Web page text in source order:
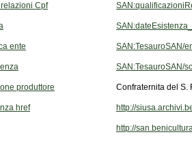
Cpf
ente SAN:TesauroSAN/
SAN:TesauroSAN/
produttore Confraternita del S.
href http://
http://